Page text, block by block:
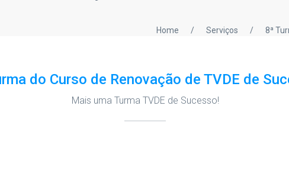
Home / Serviços / 8ª
do Curso de Renovação de TVDE de
Mais uma Turma TVDE de Sucesso!